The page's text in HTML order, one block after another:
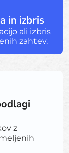
in izbris
ali izbris
zahtev.
z